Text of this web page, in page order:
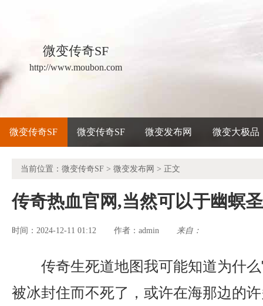
微变传奇SF
http://www.moubon.com
微变传奇SF 微变传奇SF 微变发布网 微变大极品
当前位置： 微变传奇SF > 微变发布网 > 正文
传奇热血官网,当然可以于幽螟
时间：2024-12-11 01:12 作者： admin 来自：
传奇生死道地图我可能知道为什
被冰封住而不死了，或许在海那边的